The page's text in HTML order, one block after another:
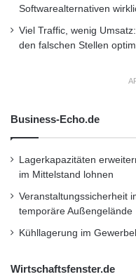
Softwarealternativen
Viel Traffic, wenig
den falschen Stellen
Business-Echo.de
Lagerkapazitäten
im Mittelstand lohnen
Veranstaltungssicherheit
temporäre Außengelände
Kühllagerung im
Wirtschaftsfenster.de